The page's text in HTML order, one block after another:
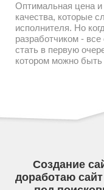
Оптимальная цена и
качества, которые
исполнителя. Но
разработчиком -
стать в первую
котором можно
Создание
доработаю